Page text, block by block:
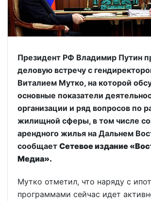
Президент РФ Владимир Путин
деловую встречу с
Виталием Мутко, на которой
основные показатели
организации и ряд вопросов по
жилищной сферы, в том числе
арендного жилья на Дальнем
сообщает Сетевое издание
Медиа».
Мутко отметил, что наряду с
программами сейчас идет